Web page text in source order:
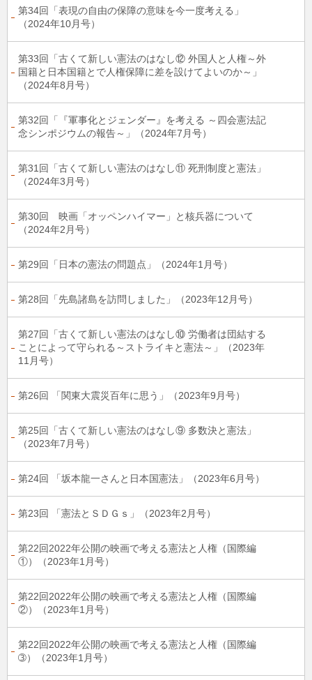
第34回「表現の自由の保障の意味を今一度考える」
（2024年10月号）
第33回「古くて新しい憲法のはなし⑫ 外国人と人権～外
国籍と日本国籍とで人権保障に差を設けてよいのか～」
（2024年8月号）
第32回「『軍事化とジェンダー』を考える ～四会憲法記
念シンポジウムの報告～」（2024年7月号）
第31回「古くて新しい憲法のはなし⑪ 死刑制度と憲法」
（2024年3月号）
第30回 映画「オッペンハイマー」と核兵器について
（2024年2月号）
第29回「日本の憲法の問題点」（2024年1月号）
第28回「先島諸島を訪問しました」（2023年12月号）
第27回「古くて新しい憲法のはなし⑩ 労働者は団結する
ことによって守られる～ストライキと憲法～」（2023年
11月号）
第26回 「関東大震災百年に思う」（2023年9月号）
第25回「古くて新しい憲法のはなし⑨ 多数決と憲法」
（2023年7月号）
第24回 「坂本龍一さんと日本国憲法」（2023年6月号）
第23回 「憲法とＳＤＧｓ」（2023年2月号）
第22回2022年公開の映画で考える憲法と人権（国際編
①）（2023年1月号）
第22回2022年公開の映画で考える憲法と人権（国際編
②）（2023年1月号）
第22回2022年公開の映画で考える憲法と人権（国際編
➂）（2023年1月号）